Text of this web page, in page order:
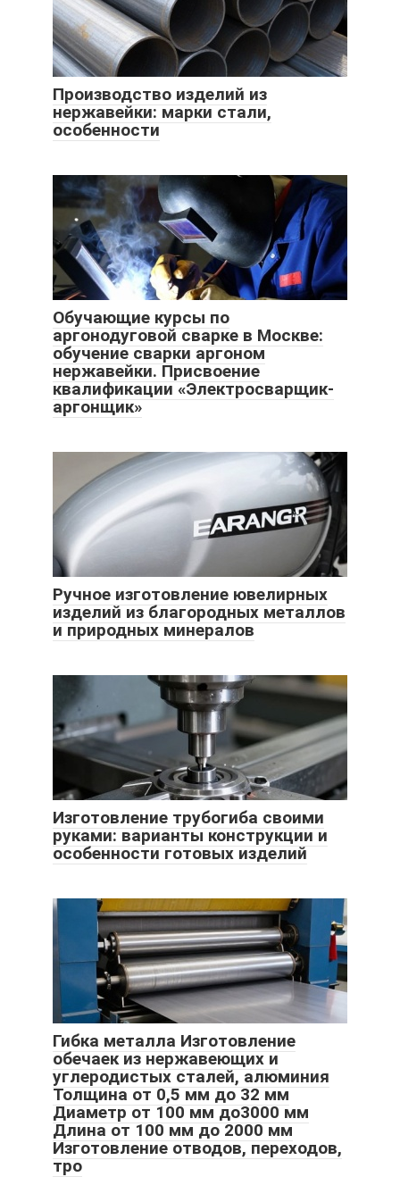
Производство изделий из
нержавейки: марки стали,
особенности
Обучающие курсы по
аргонодуговой сварке в Москве:
обучение сварки аргоном
нержавейки. Присвоение
квалификации «Электросварщик-
аргонщик»
Ручное изготовление ювелирных
изделий из благородных металлов
и природных минералов
Изготовление трубогиба своими
руками: варианты конструкции и
особенности готовых изделий
Гибка металла Изготовление
обечаек из нержавеющих и
углеродистых сталей, алюминия
Толщина от 0,5 мм до 32 мм
Диаметр от 100 мм до3000 мм
Длина от 100 мм до 2000 мм
Изготовление отводов, переходов,
тро